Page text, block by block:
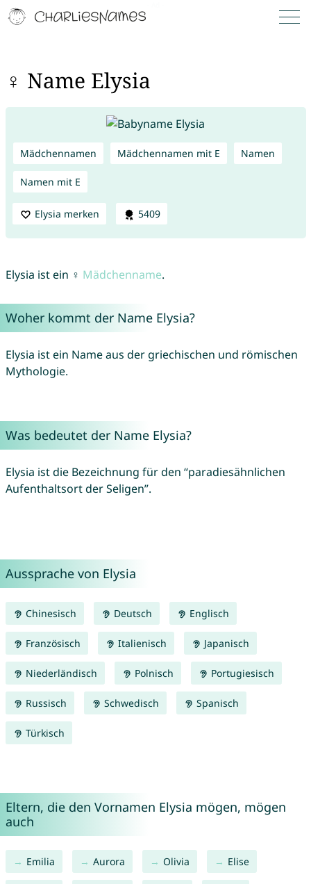
♀ Name Elysia
Mädchennamen Mädchennamen mit E Namen
Namen mit E
Elysia merken 5409
Elysia ist ein ♀ Mädchenname.
Woher kommt der Name Elysia?
Elysia ist ein Name aus der griechischen und römischen
Mythologie.
Was bedeutet der Name Elysia?
Elysia ist die Bezeichnung für den “paradiesähnlichen
Aufenthaltsort der Seligen”.
Aussprache von Elysia
Chinesisch Deutsch Englisch
Französisch Italienisch Japanisch
Niederländisch Polnisch Portugiesisch
Russisch Schwedisch Spanisch
Türkisch
Eltern, die den Vornamen Elysia mögen, mögen
auch
Emilia Aurora Olivia Elise